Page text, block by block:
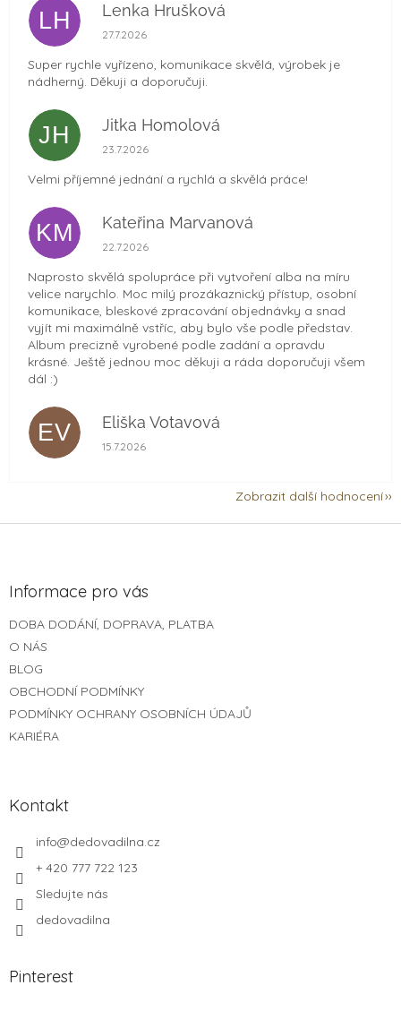
LH Lenka Hrušková
Hodnocení obchodu je 5 z 5 hvězdiček.
27.7.2026
Super rychle vyřízeno, komunikace skvělá, výrobek je
nádherný. Děkuji a doporučuji.
JH Jitka Homolová
Hodnocení obchodu je 5 z 5 hvězdiček.
23.7.2026
Velmi příjemné jednání a rychlá a skvělá práce!
KM Kateřina Marvanová
Hodnocení obchodu je 5 z 5 hvězdiček.
22.7.2026
Naprosto skvělá spolupráce při vytvoření alba na míru
velice narychlo. Moc milý prozákaznický přístup, osobní
komunikace, bleskové zpracování objednávky a snad
vyjít mi maximálně vstříc, aby bylo vše podle představ.
Album precizně vyrobené podle zadání a opravdu
krásné. Ještě jednou moc děkuji a ráda doporučuji všem
dál :)
EV Eliška Votavová
Hodnocení obchodu je 5 z 5 hvězdiček.
15.7.2026
Zobrazit další hodnocení
Z
Informace pro vás
DOBA DODÁNÍ, DOPRAVA, PLATBA
O NÁS
BLOG
OBCHODNÍ PODMÍNKY
PODMÍNKY OCHRANY OSOBNÍCH ÚDAJŮ
KARIÉRA
Kontakt
info@dedovadilna.cz
+ 420 777 722 123
Sledujte nás
dedovadilna
Pinterest